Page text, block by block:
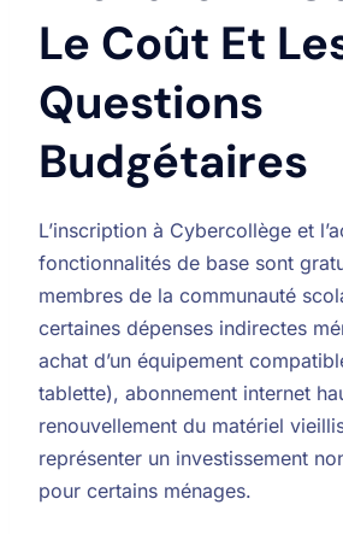
Le Coût Et
Questions
Budgétaires
L’inscription à Cybercollège et
fonctionnalités de base sont
membres de la communauté
certaines dépenses indirectes
achat d’un équipement
tablette), abonnement internet
renouvellement du matériel
représenter un investissement
pour certains ménages.